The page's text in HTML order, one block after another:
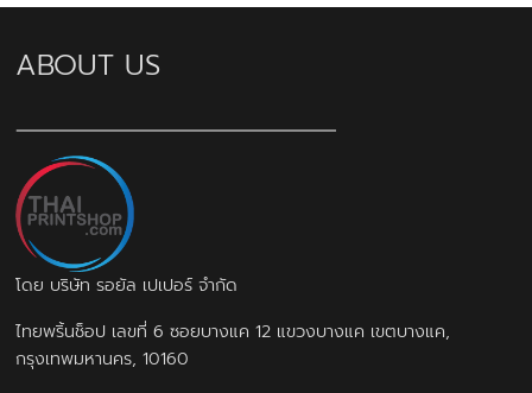
ABOUT US
โดย บริษัท รอยัล เปเปอร์ จำกัด
ไทยพริ้นช็อป เลขที่ 6 ซอยบางแค 12 แขวงบางแค เขตบางแค,
กรุงเทพมหานคร, 10160